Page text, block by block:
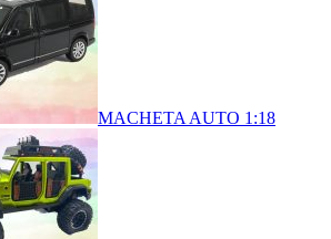
MACHETA AUTO 1:18